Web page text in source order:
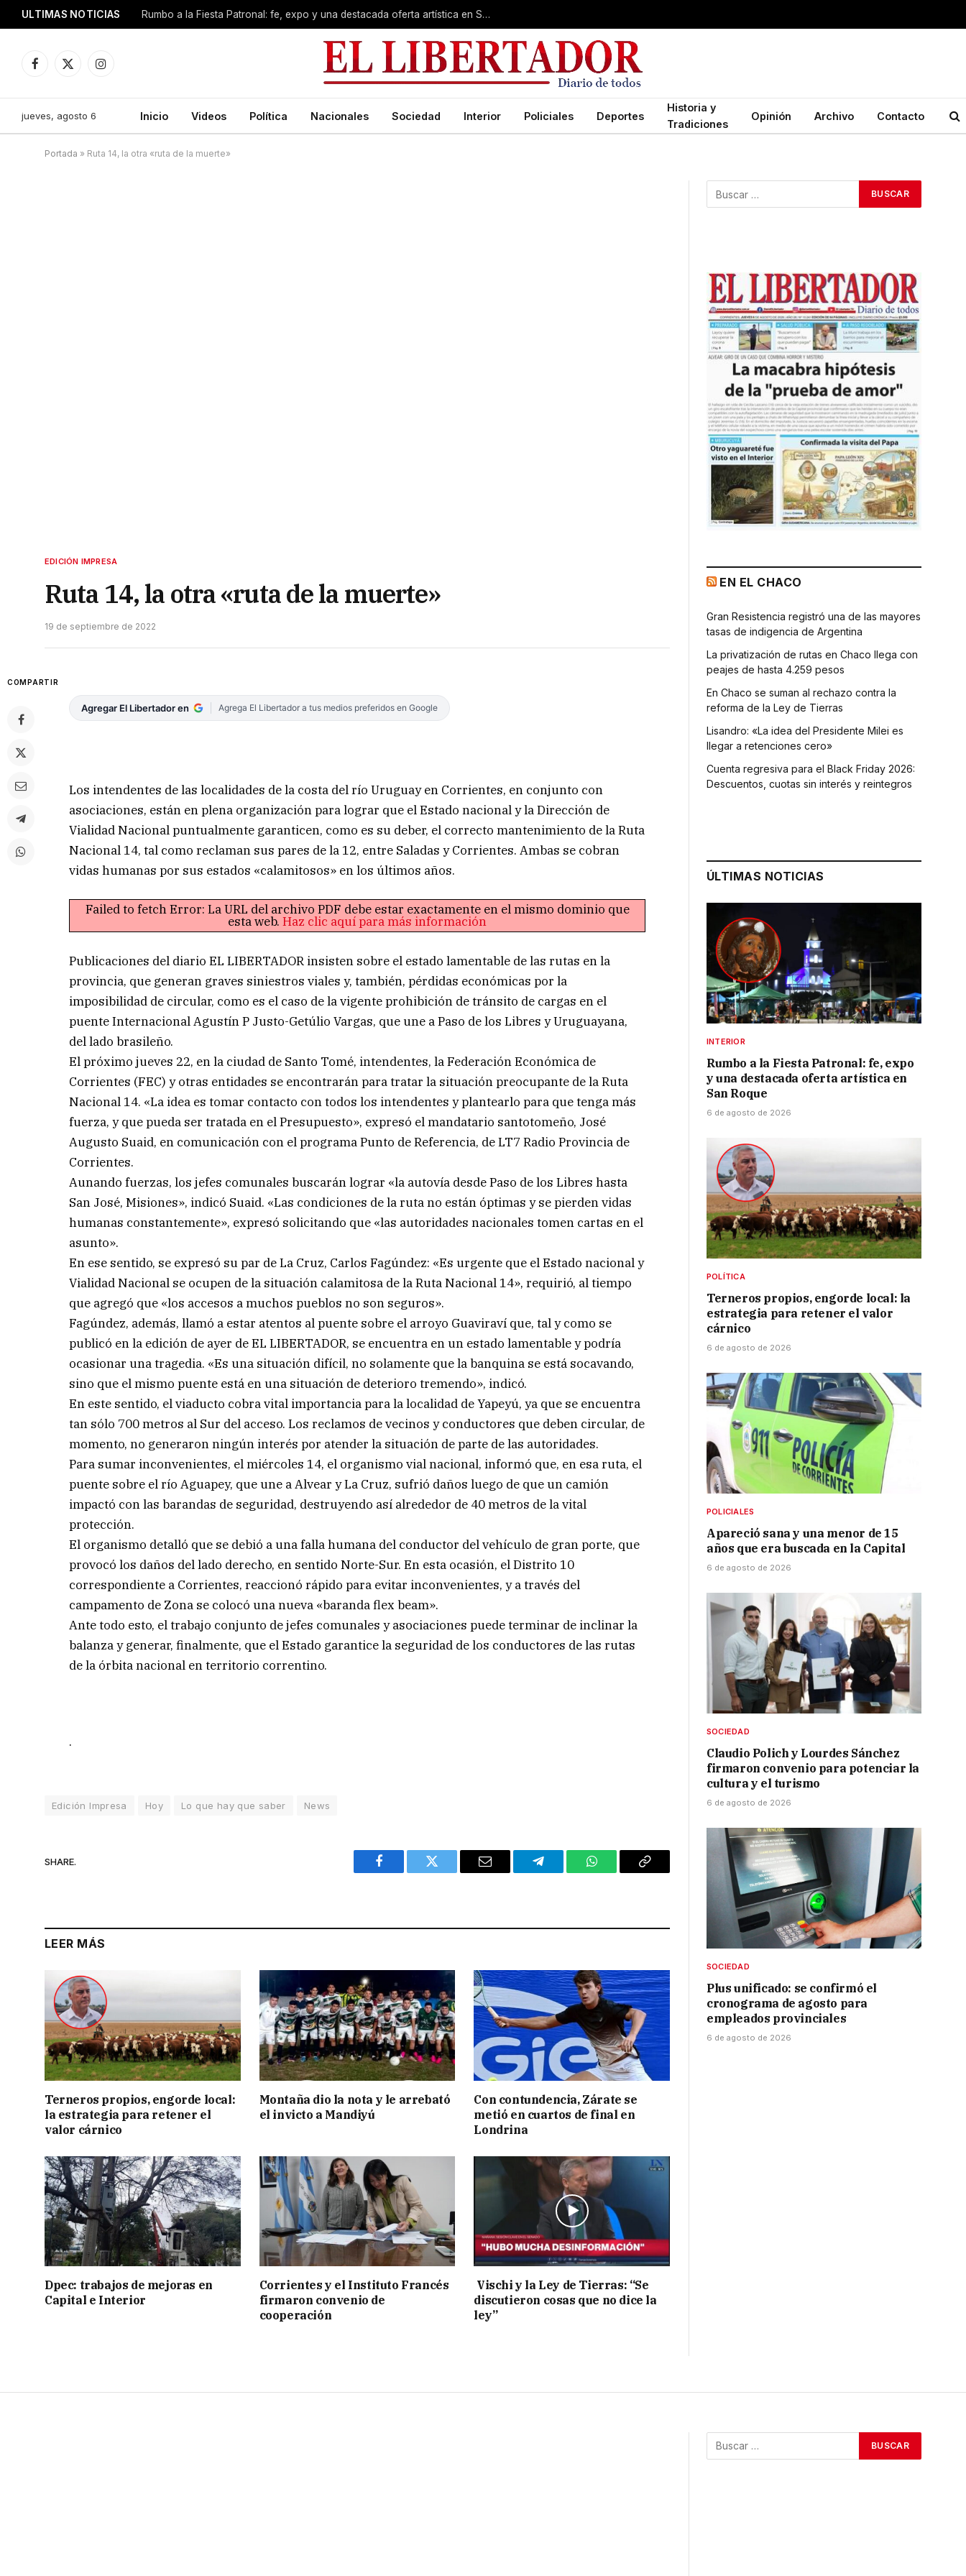
ULTIMAS NOTICIAS Rumbo a la Fiesta Patronal: fe, expo y una destacada oferta artística en San Roque
Facebook
X
Instagram
jueves, agosto 6 Inicio Videos Política Nacionales Sociedad Interior Policiales Deportes
Historia y
Tradiciones
Opinión Archivo Contacto
Portada » Ruta 14, la otra «ruta de la muerte»
EDICIÓN IMPRESA
Ruta 14, la otra «ruta de la muerte»
19 de septiembre de 2022
COMPARTIR
Agregar El Libertador en Agrega El Libertador a tus medios preferidos en Google
Los intendentes de las localidades de la costa del río Uruguay en Corrientes, en conjunto con
asociaciones, están en plena organización para lograr que el Estado nacional y la Dirección de
Vialidad Nacional puntualmente garanticen, como es su deber, el correcto mantenimiento de la Ruta
Nacional 14, tal como reclaman sus pares de la 12, entre Saladas y Corrientes. Ambas se cobran
vidas humanas por sus estados «calamitosos» en los últimos años.
Failed to fetch Error: La URL del archivo PDF debe estar exactamente en el mismo dominio que
esta web. Haz clic aquí para más información
Publicaciones del diario EL LIBERTADOR insisten sobre el estado lamentable de las rutas en la
provincia, que generan graves siniestros viales y, también, pérdidas económicas por la
imposibilidad de circular, como es el caso de la vigente prohibición de tránsito de cargas en el
puente Internacional Agustín P Justo-Getúlio Vargas, que une a Paso de los Libres y Uruguayana,
del lado brasileño.
El próximo jueves 22, en la ciudad de Santo Tomé, intendentes, la Federación Económica de
Corrientes (FEC) y otras entidades se encontrarán para tratar la situación preocupante de la Ruta
Nacional 14. «La idea es tomar contacto con todos los intendentes y plantearlo para que tenga más
fuerza, y que pueda ser tratada en el Presupuesto», expresó el mandatario santotomeño, José
Augusto Suaid, en comunicación con el programa Punto de Referencia, de LT7 Radio Provincia de
Corrientes.
Aunando fuerzas, los jefes comunales buscarán lograr «la autovía desde Paso de los Libres hasta
San José, Misiones», indicó Suaid. «Las condiciones de la ruta no están óptimas y se pierden vidas
humanas constantemente», expresó solicitando que «las autoridades nacionales tomen cartas en el
asunto».
En ese sentido, se expresó su par de La Cruz, Carlos Fagúndez: «Es urgente que el Estado nacional y
Vialidad Nacional se ocupen de la situación calamitosa de la Ruta Nacional 14», requirió, al tiempo
que agregó que «los accesos a muchos pueblos no son seguros».
Fagúndez, además, llamó a estar atentos al puente sobre el arroyo Guaviraví que, tal y como se
publicó en la edición de ayer de EL LIBERTADOR, se encuentra en un estado lamentable y podría
ocasionar una tragedia. «Es una situación difícil, no solamente que la banquina se está socavando,
sino que el mismo puente está en una situación de deterioro tremendo», indicó.
En este sentido, el viaducto cobra vital importancia para la localidad de Yapeyú, ya que se encuentra
tan sólo 700 metros al Sur del acceso. Los reclamos de vecinos y conductores que deben circular, de
momento, no generaron ningún interés por atender la situación de parte de las autoridades.
Para sumar inconvenientes, el miércoles 14, el organismo vial nacional, informó que, en esa ruta, el
puente sobre el río Aguapey, que une a Alvear y La Cruz, sufrió daños luego de que un camión
impactó con las barandas de seguridad, destruyendo así alrededor de 40 metros de la vital
protección.
El organismo detalló que se debió a una falla humana del conductor del vehículo de gran porte, que
provocó los daños del lado derecho, en sentido Norte-Sur. En esta ocasión, el Distrito 10
correspondiente a Corrientes, reaccionó rápido para evitar inconvenientes, y a través del
campamento de Zona se colocó una nueva «baranda flex beam».
Ante todo esto, el trabajo conjunto de jefes comunales y asociaciones puede terminar de inclinar la
balanza y generar, finalmente, que el Estado garantice la seguridad de los conductores de las rutas
de la órbita nacional en territorio correntino.
.
Edición Impresa Hoy Lo que hay que saber News
SHARE.
Facebook Twitter Email Telegram WhatsAppCopy
LEER MÁS
Terneros propios, engorde local:
la estrategia para retener el
valor cárnico
Montaña dio la nota y le arrebató
el invicto a Mandiyú
Con contundencia, Zárate se
metió en cuartos de final en
Londrina
Dpec: trabajos de mejoras en
Capital e Interior
Corrientes y el Instituto Francés
firmaron convenio de
cooperación
Vischi y la Ley de Tierras: “Se
discutieron cosas que no dice la
ley”
EN EL CHACO
Gran Resistencia registró una de las mayores
tasas de indigencia de Argentina
La privatización de rutas en Chaco llega con
peajes de hasta 4.259 pesos
En Chaco se suman al rechazo contra la
reforma de la Ley de Tierras
Lisandro: «La idea del Presidente Milei es
llegar a retenciones cero»
Cuenta regresiva para el Black Friday 2026:
Descuentos, cuotas sin interés y reintegros
ÚLTIMAS NOTICIAS
INTERIOR
Rumbo a la Fiesta Patronal: fe, expo
y una destacada oferta artística en
San Roque
6 de agosto de 2026
POLÍTICA
Terneros propios, engorde local: la
estrategia para retener el valor
cárnico
6 de agosto de 2026
POLICIALES
Apareció sana y una menor de 15
años que era buscada en la Capital
6 de agosto de 2026
SOCIEDAD
Claudio Polich y Lourdes Sánchez
firmaron convenio para potenciar la
cultura y el turismo
6 de agosto de 2026
SOCIEDAD
Plus unificado: se confirmó el
cronograma de agosto para
empleados provinciales
6 de agosto de 2026